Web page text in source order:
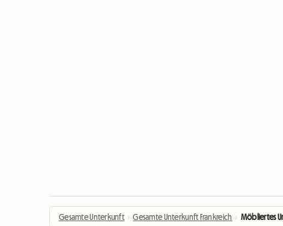
Gesamte Unterkunft › Gesamte Unterkunft Frankreich › Möbliertes